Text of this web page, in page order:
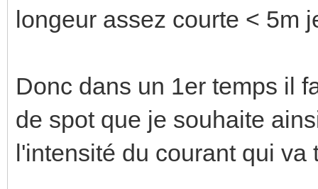
longeur assez courte < 5m
Donc dans un 1er temps il
de spot que je souhaite
l'intensité du courant qui